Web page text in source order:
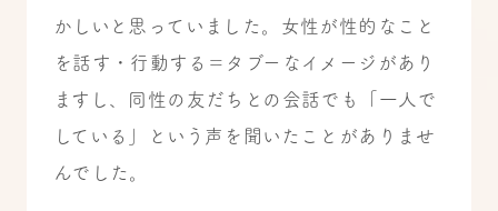
かしいと思っていました。女性が性的なこと
を話す・行動する＝タブーなイメージがあり
ますし、同性の友だちとの会話でも「一人で
している」という声を聞いたことがありませ
んでした。